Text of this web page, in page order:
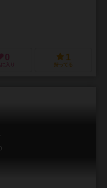
0
に入り
1
持ってる